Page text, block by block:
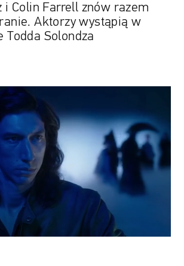
i Colin Farrell znów razem
Aktorzy wystąpią w
Todda Solondza